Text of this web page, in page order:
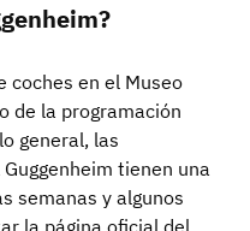
coches en el Museo
de la programación
general, las
tienen una
semanas y algunos
la página oficial del